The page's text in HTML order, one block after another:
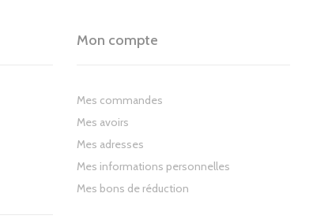
Mon compte
Mes commandes
Mes avoirs
Mes adresses
Mes informations personnelles
Mes bons de réduction